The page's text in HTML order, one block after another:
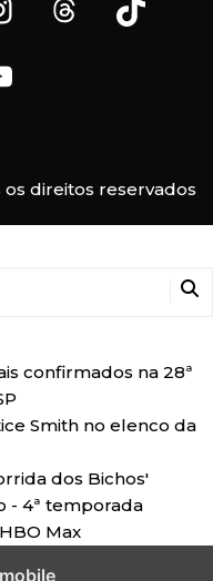
os direitos reservados
confirmados na 28ª
Smith no elenco da
dos Bichos'
- 4ª temporada
Max